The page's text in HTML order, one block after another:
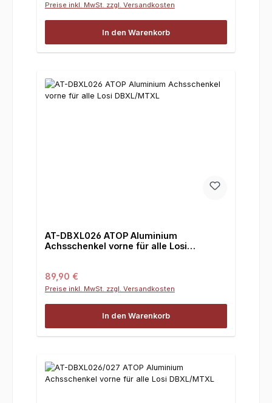
Preise inkl. MwSt. zzgl. Versandkosten
In den Warenkorb
AT-DBXL026 ATOP Aluminium
Achsschenkel vorne für alle Losi
Regulärer Preis:
89,90 €
Preise inkl. MwSt. zzgl. Versandkosten
In den Warenkorb